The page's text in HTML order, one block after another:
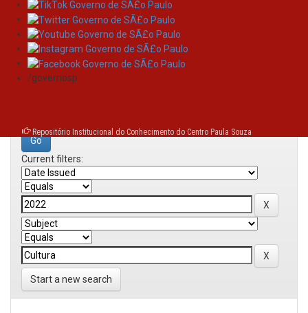
Skip
navigation
/governosp
Repositório Institucional do Conhecimento do Centro Paula Souza
Search
Search:
Current filters:
Start a new search